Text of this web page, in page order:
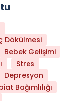
Dökülmesi
Bebek Gelişimi
Stres
Depresyon
Bağımlılığı